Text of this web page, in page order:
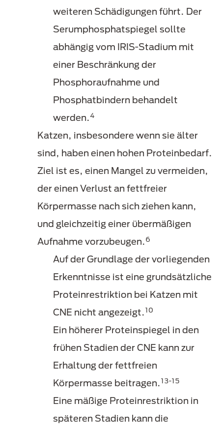
weiteren Schädigungen führt. Der
Serumphosphatspiegel sollte
abhängig vom IRIS-Stadium mit
einer Beschränkung der
Phosphoraufnahme und
Phosphatbindern behandelt
werden.4
Katzen, insbesondere wenn sie älter
sind, haben einen hohen Proteinbedarf.
Ziel ist es, einen Mangel zu vermeiden,
der einen Verlust an fettfreier
Körpermasse nach sich ziehen kann,
und gleichzeitig einer übermäßigen
Aufnahme vorzubeugen.6
Auf der Grundlage der vorliegenden
Erkenntnisse ist eine grundsätzliche
Proteinrestriktion bei Katzen mit
CNE nicht angezeigt.10
Ein höherer Proteinspiegel in den
frühen Stadien der CNE kann zur
Erhaltung der fettfreien
Körpermasse beitragen.13-15
Eine mäßige Proteinrestriktion in
späteren Stadien kann die